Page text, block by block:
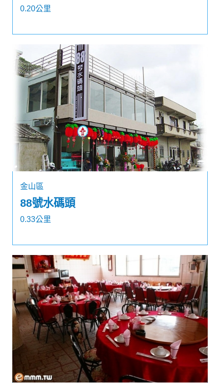
0.20公里
金山區
88號水碼頭
0.33公里